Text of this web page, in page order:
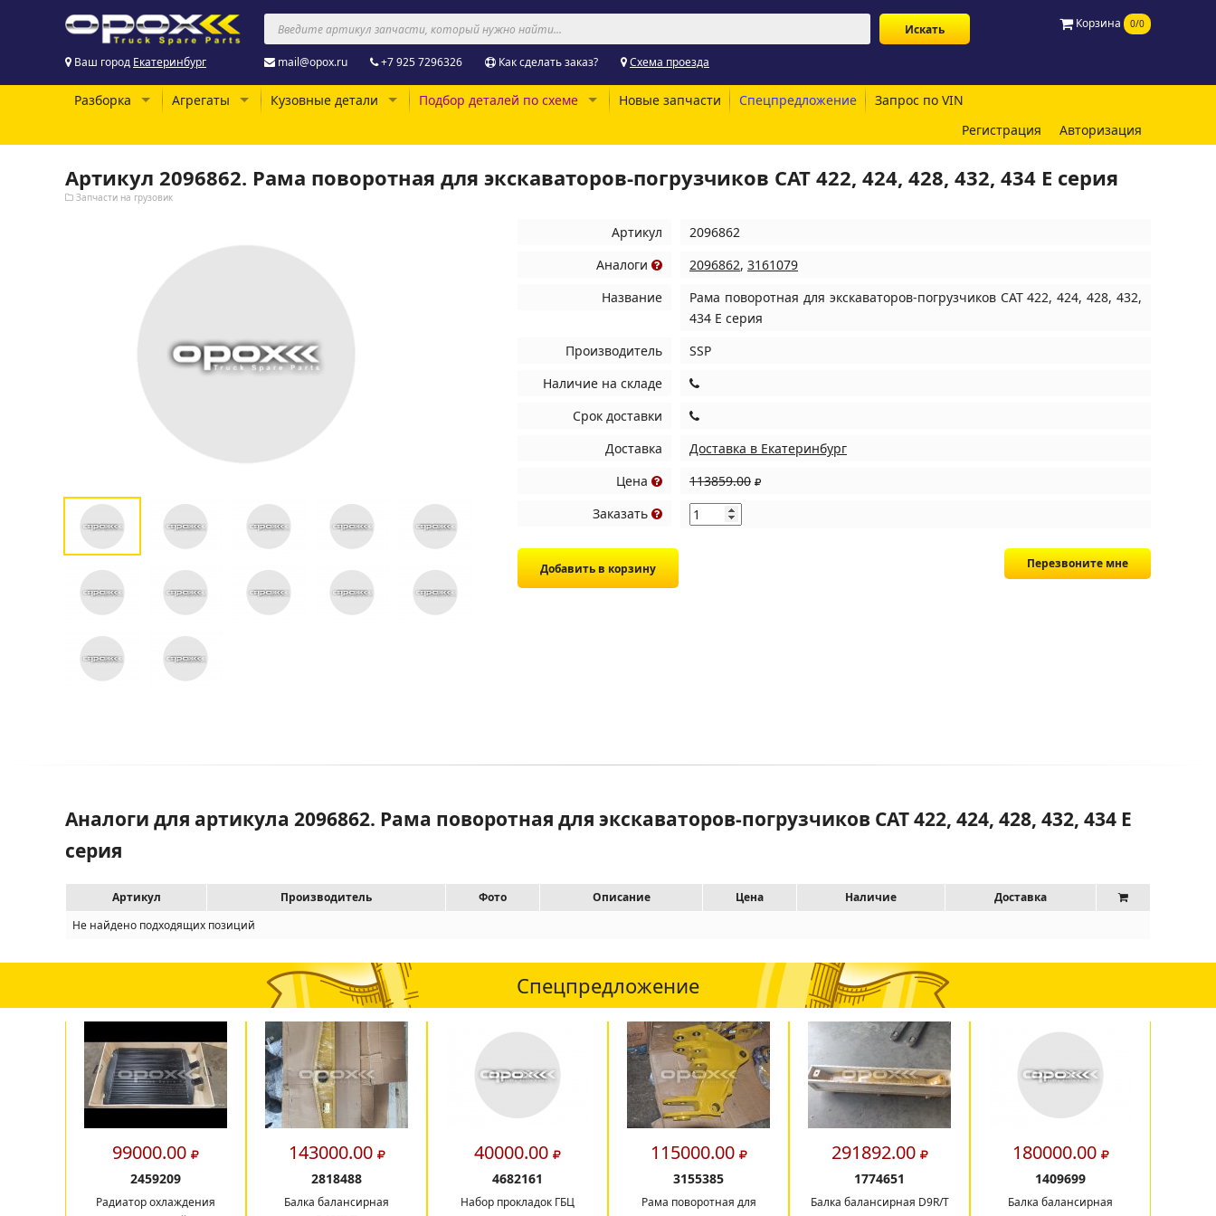
Корзина 0/0
Ваш город Екатеринбург mail@opox.ru +7 925 7296326 Как сделать заказ? Схема проезда
Разборка Агрегаты Кузовные детали Подбор деталей по схеме Новые запчасти Спецпредложение
Запрос по VIN
Регистрация
Авторизация
Артикул 2096862. Рама поворотная для экскаваторов-погрузчиков CAT 422, 424, 428, 432, 434 E серия
Запчасти на грузовик
Артикул
2096862
Аналоги
2096862, 3161079
Название
Рама поворотная для экскаваторов-погрузчиков CAT 422, 424, 428, 432,
434 E серия
Производитель
SSP
Наличие на складе
Срок доставки
Доставка
Доставка в Екатеринбург
Цена
113859.00
Заказать
Перезвоните мне
Аналоги для артикула 2096862. Рама поворотная для экскаваторов-погрузчиков CAT 422, 424, 428, 432, 434 E
серия
Артикул Производитель Фото Описание Цена Наличие
Доставка
Не найдено подходящих позиций
Спецпредложение
99000.00
2459209
Радиатор охлаждения
143000.00
2818488
Балка балансирная
40000.00
4682161
Набор прокладок ГБЦ
115000.00
3155385
Рама поворотная для
291892.00
1774651
Балка балансирная D9R/T
180000.00
1409699
Балка балансирная